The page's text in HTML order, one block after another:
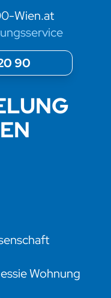
Wien.at
90
Wohnung